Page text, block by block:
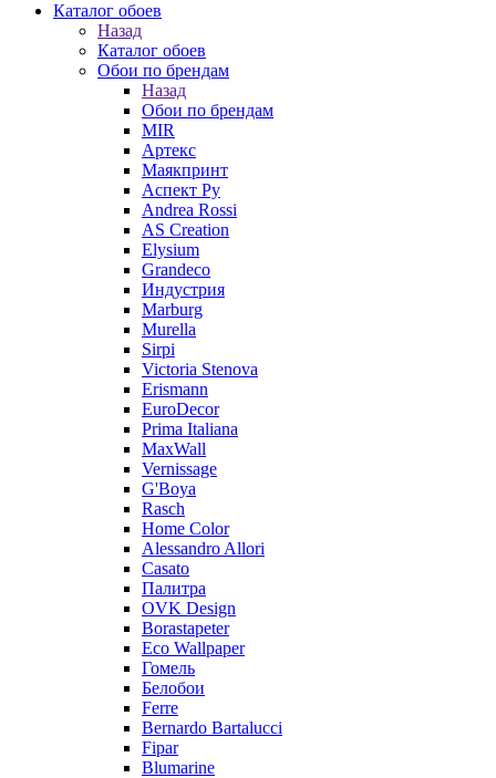
Каталог обоев
Назад
Каталог обоев
Обои по брендам
Назад
Обои по брендам
MIR
Артекс
Маякпринт
Аспект Ру
Andrea Rossi
AS Creation
Elysium
Grandeco
Индустрия
Marburg
Murella
Sirpi
Victoria Stenova
Erismann
EuroDecor
Prima Italiana
MaxWall
Vernissage
G'Boya
Rasch
Home Color
Alessandro Allori
Casato
Палитра
OVK Design
Borastapeter
Eco Wallpaper
Гомель
Белобои
Ferre
Bernardo Bartalucci
Fipar
Blumarine